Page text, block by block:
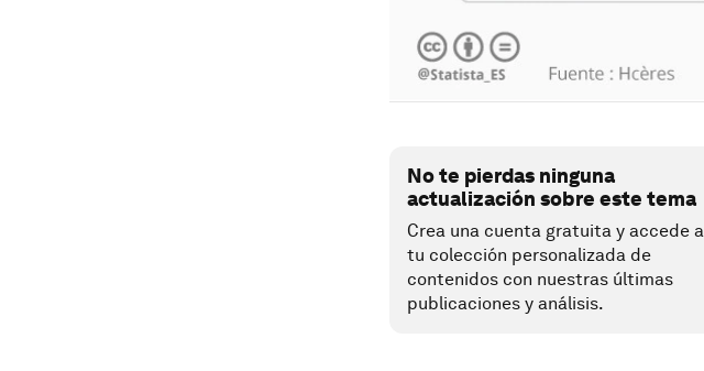
No te pierdas ninguna
actualización sobre este tema
Crea una cuenta gratuita y accede a
tu colección personalizada de
contenidos con nuestras últimas
publicaciones y análisis.